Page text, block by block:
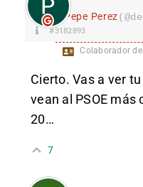
Pepe Perez
#3182893
Colaborador
Cierto. Vas a ver
vean al PSOE más
20…
7